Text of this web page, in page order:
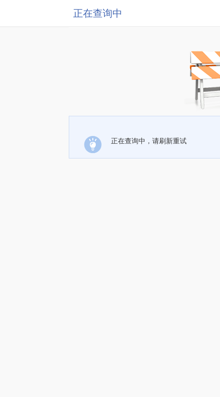
正在查询中
正在查询中，请刷新重试